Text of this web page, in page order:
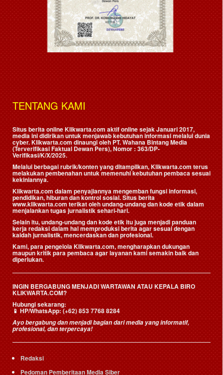
TENTANG KAMI
Situs berita online Klikwarta.com aktif online sejak Januari 2017,
media ini didirikan untuk menjawab kebutuhan informasi melalui dunia
cyber. Klikwarta.com dinaungi oleh PT. Wahana Bintang Media
(Terverifikasi Faktual Dewan Pers), Nomor : 363/DP-
Verifikasi/K/X/2025.
Melalui berbagai rubrik/konten yang ditampilkan, Klikwarta.com terus
melakukan pembenahan untuk memenuhi kebutuhan pembaca sesuai
kekiniannya.
Klikwarta.com dalam penyajiannya mengemban fungsi informasi,
pendidikan, hiburan dan kontrol sosial. Situs berita
www.klikwarta.com terikat oleh undang-undang dan kode etik dalam
menjalankan tugas jurnalistik sehari-hari.
Selain itu, undang-undang dan kode etik itu juga menjadi panduan
kerja redaksi dalam hal memproduksi berita agar sesuai dengan
kaidah jurnalistik, mencerdaskan dan profesional.
Kami, para pengelola Klikwarta.com, mengharapkan dukungan
maupun kritik para pembaca agar layanan kami semakin baik dan
diperlukan.
INGIN BERGABUNG MENJADI WARTAWAN ATAU KEPALA BIRO
KLIKWARTA.COM?
Hubungi sekarang:
📱HP/WhatsApp:(+62) 853 7768 8284
Ayo bergabung dan menjadi bagian dari media yang informatif,
profesional, dan terpercaya!
Redaksi
Pedoman Pemberitaan Media Siber